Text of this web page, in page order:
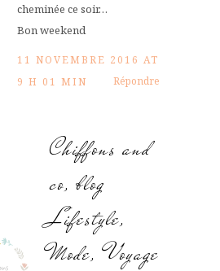
cheminée ce soir…
Bon weekend
11 NOVEMBRE 2016 AT
9 H 01 MIN
Répondre
Chiffons and
co, blog
Lifestyle,
Mode, Voyage